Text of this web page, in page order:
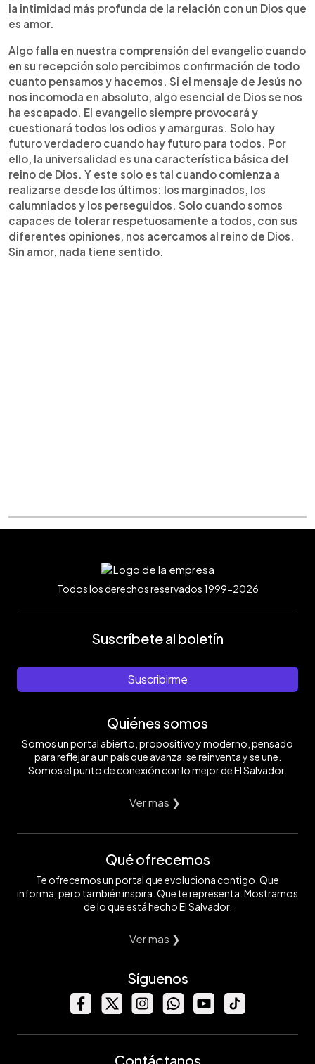
la intimidad más profunda de la relación con un Dios que
es amor.
Algo falla en nuestra comprensión del evangelio cuando
en su recepción solo percibimos confirmación de todo
cuanto pensamos y hacemos. Si el mensaje de Jesús no
nos incomoda en absoluto, algo esencial de Dios se nos
ha escapado. El evangelio siempre provocará y
cuestionará todos los odios y amarguras. Solo hay
futuro verdadero cuando hay futuro para todos. Por
ello, la universalidad es una característica básica del
reino de Dios. Y este solo es tal cuando comienza a
realizarse desde los últimos: los marginados, los
calumniados y los perseguidos. Solo cuando somos
capaces de tolerar respetuosamente a todos, con sus
diferentes opiniones, nos acercamos al reino de Dios.
Sin amor, nada tiene sentido.
Todos los derechos reservados 1999-2026
Suscríbete al boletín
Suscribirme
Quiénes somos
Somos un portal abierto, propositivo y moderno, pensado
para reflejar a un país que avanza, se reinventa y se une.
Somos el punto de conexión con lo mejor de El Salvador.
Ver mas ❯
Qué ofrecemos
Te ofrecemos un portal que evoluciona contigo. Que
informa, pero también inspira. Que te representa. Mostramos
de lo que está hecho El Salvador.
Ver mas ❯
Síguenos
Contáctanos